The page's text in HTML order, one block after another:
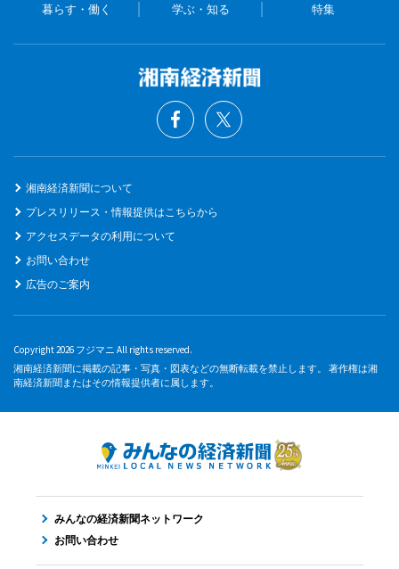
暮らす・働く 学ぶ・知る 特集
湘南経済新聞について
プレスリリース・情報提供はこちらから
アクセスデータの利用について
お問い合わせ
広告のご案内
Copyright 2026 フジマニ All rights reserved.
湘南経済新聞に掲載の記事・写真・図表などの無断転載を禁止します。 著作権は湘
南経済新聞またはその情報提供者に属します。
みんなの経済新聞ネットワーク
お問い合わせ